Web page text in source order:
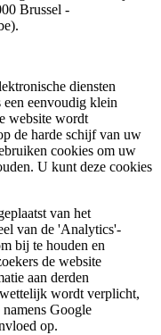
Brussel -
diensten
eenvoudig klein
website wordt
de harde schijf van uw
cookies om uw
U kunt deze cookies
van het
van de 'Analytics'-
bij te houden en
de website
aan derden
wordt verplicht,
Google
op.